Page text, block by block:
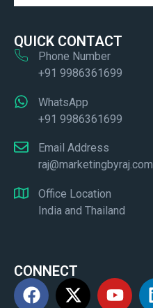
QUICK CONTACT
Phone Number
+91 9986361699
WhatsApp
+91 9986361699
Email Address
raj@marketingbyraj.com
Office Location
India and Thailand
CONNECT